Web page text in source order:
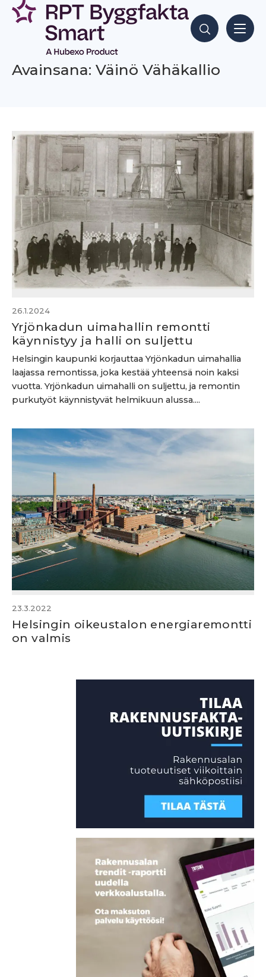
Siirry
sisältöön
Hae sisältöjä
Avainsana: Väinö Vähäkallio
26.1.2024
Yrjönkadun uimahallin remontti
käynnistyy ja halli on suljettu
Helsingin kaupunki korjauttaa Yrjönkadun uimahallia
laajassa remontissa, joka kestää yhteensä noin kaksi
vuotta. Yrjönkadun uimahalli on suljettu, ja remontin
purkutyöt käynnistyvät helmikuun alussa....
23.3.2022
Helsingin oikeustalon energiaremontti
on valmis